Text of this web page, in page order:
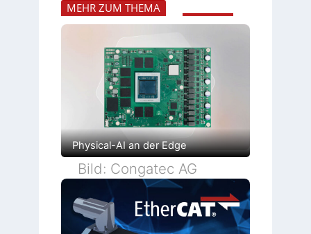
MEHR ZUM THEMA
Physical-AI an der Edge
Bild: Congatec AG